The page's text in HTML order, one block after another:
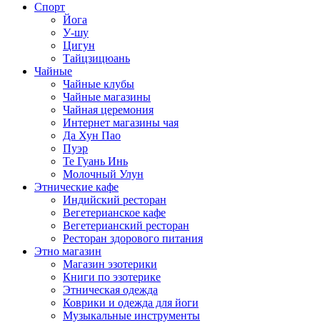
Спорт
Йога
У-шу
Цигун
Тайцзицюань
Чайные
Чайные клубы
Чайные магазины
Чайная церемония
Интернет магазины чая
Да Хун Пао
Пуэр
Те Гуань Инь
Молочный Улун
Этнические кафе
Индийский ресторан
Вегетерианское кафе
Вегетерианский ресторан
Ресторан здорового питания
Этно магазин
Магазин эзотерики
Книги по эзотерике
Этническая одежда
Коврики и одежда для йоги
Музыкальные инструменты